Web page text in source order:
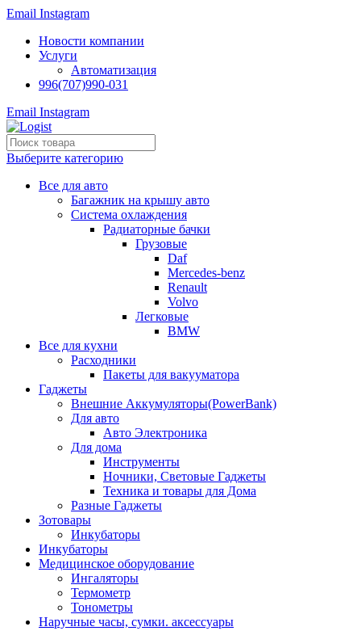
Email Instagram
Новости компании
Услуги
Автоматизация
996(707)990-031
Email Instagram
Выберите категорию
Все для авто
Багажник на крышу авто
Система охлаждения
Радиаторные бачки
Грузовые
Daf
Mercedes-benz
Renault
Volvo
Легковые
BMW
Все для кухни
Расходники
Пакеты для вакууматора
Гаджеты
Внешние Аккумуляторы(PowerBank)
Для авто
Авто Электроника
Для дома
Инструменты
Ночники, Световые Гаджеты
Техника и товары для Дома
Разные Гаджеты
Зотовары
Инкубаторы
Инкубаторы
Медицинское оборудование
Ингаляторы
Термометр
Тонометры
Наручные часы, сумки. аксессуары